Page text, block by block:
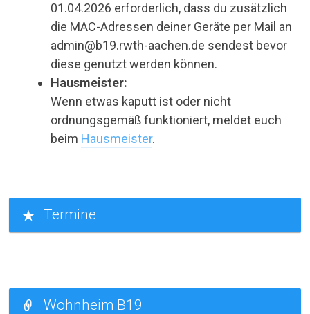
01.04.2026 erforderlich, dass du zusätzlich
die MAC-Adressen deiner Geräte per Mail an
admin@b19.rwth-aachen.de sendest bevor
diese genutzt werden können.
Hausmeister:
Wenn etwas kaputt ist oder nicht
ordnungsgemäß funktioniert, meldet euch
beim Hausmeister.
Termine
Wohnheim B19